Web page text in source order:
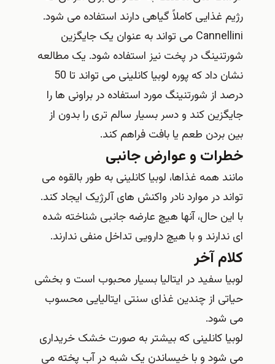
رژیم غذایی کاملاً گیاهی دارند استفاده می شود.
Cannellini می تواند به عنوان یک جایگزین
شورتنینگ در پخت نیز استفاده شود. یک مطالعه
نشان داد که پوره لوبیا کانلینی می تواند تا 50
درصد از شورتنینگ مورد استفاده در براونی ها را
جایگزین کند و دسر بسیار سالم تری را بدون از
بین بردن طعم یا بافت فراهم کند.
خطرات و عوارض جانبی
مانند همه غذاها، لوبیا کانلینی به طور بالقوه می
تواند در موارد نادر واکنش های آلرژیک ایجاد کند.
با این حال، آنها هیچ عارضه جانبی شناخته شده
ای ندارند و با هیچ دارویی تداخل منفی ندارند.
کلام آخر
لوبیا سفید در ایتالیا بسیار محبوب است و بخشی
حیاتی از چندین غذای سنتی ایتالیایی محسوب
می شود.
لوبیا کانلینی که بیشتر به صورت خشک خریداری
می شود و با خیساندن یک شبه در آب پخته می